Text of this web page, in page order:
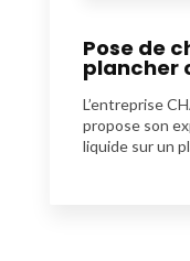
Pose de
plancher
L’entreprise
propose son
liquide sur un